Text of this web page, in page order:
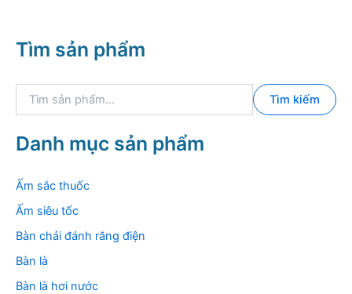
Tìm sản phẩm
k
i
m
Tìm kiếm
Danh mục sản phẩm
Ấm sắc thuốc
Ấm siêu tốc
Bàn chải đánh răng điện
Bàn là
Bàn là hơi nước